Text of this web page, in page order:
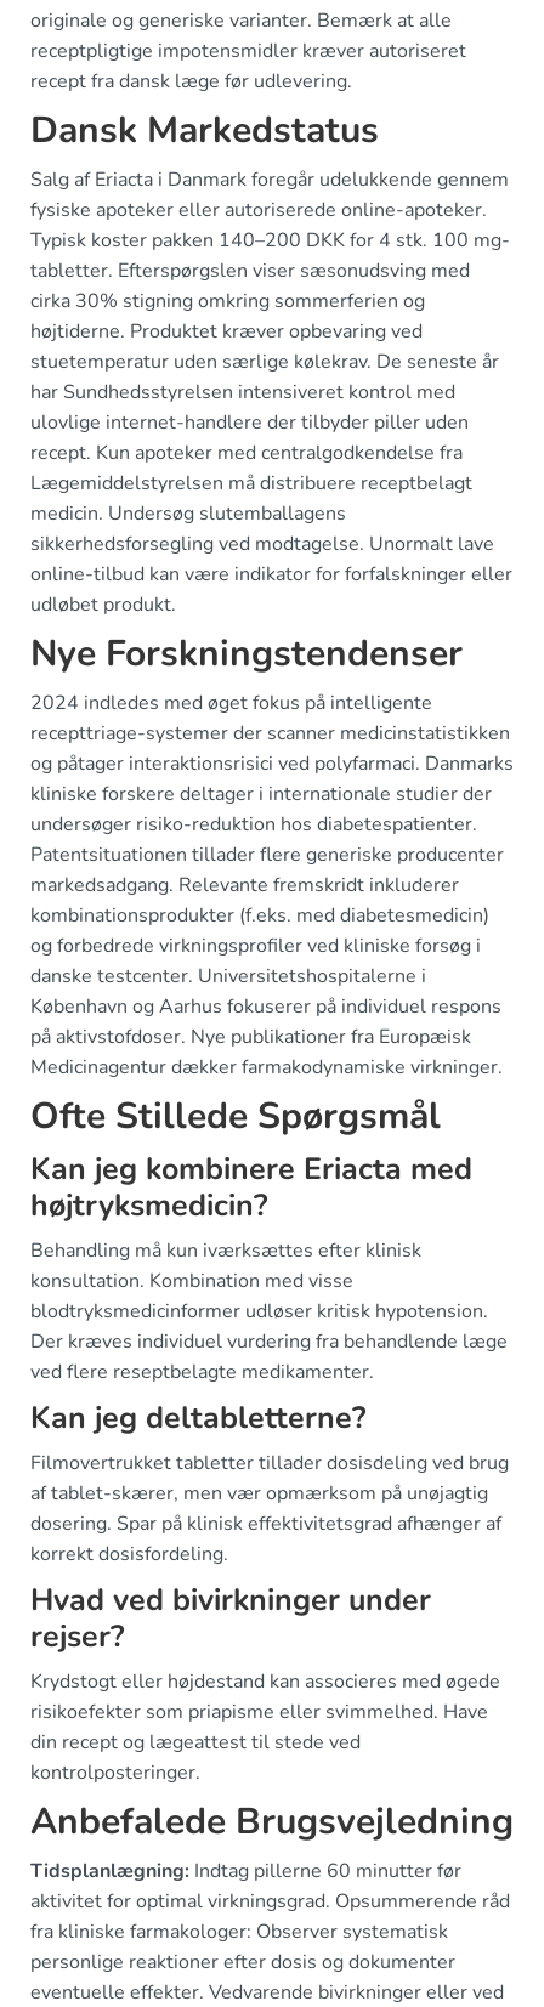
originale og generiske varianter. Bemærk at alle
receptpligtige impotensmidler kræver autoriseret
recept fra dansk læge før udlevering.
Dansk Markedstatus
Salg af Eriacta i Danmark foregår udelukkende gennem
fysiske apoteker eller autoriserede online-apoteker.
Typisk koster pakken 140–200 DKK for 4 stk. 100 mg-
tabletter. Efterspørgslen viser sæsonudsving med
cirka 30% stigning omkring sommerferien og
højtiderne. Produktet kræver opbevaring ved
stuetemperatur uden særlige kølekrav. De seneste år
har Sundhedsstyrelsen intensiveret kontrol med
ulovlige internet-handlere der tilbyder piller uden
recept. Kun apoteker med centralgodkendelse fra
Lægemiddelstyrelsen må distribuere receptbelagt
medicin. Undersøg slutemballagens
sikkerhedsforsegling ved modtagelse. Unormalt lave
online-tilbud kan være indikator for forfalskninger eller
udløbet produkt.
Nye Forskningstendenser
2024 indledes med øget fokus på intelligente
recepttriage-systemer der scanner medicinstatistikken
og påtager interaktionsrisici ved polyfarmaci. Danmarks
kliniske forskere deltager i internationale studier der
undersøger risiko-reduktion hos diabetespatienter.
Patentsituationen tillader flere generiske producenter
markedsadgang. Relevante fremskridt inkluderer
kombinationsprodukter (f.eks. med diabetesmedicin)
og forbedrede virkningsprofiler ved kliniske forsøg i
danske testcenter. Universitetshospitalerne i
København og Aarhus fokuserer på individuel respons
på aktivstofdoser. Nye publikationer fra Europæisk
Medicinagentur dækker farmakodynamiske virkninger.
Ofte Stillede Spørgsmål
Kan jeg kombinere Eriacta med
højtryksmedicin?
Behandling må kun iværksættes efter klinisk
konsultation. Kombination med visse
blodtryksmedicinformer udløser kritisk hypotension.
Der kræves individuel vurdering fra behandlende læge
ved flere reseptbelagte medikamenter.
Kan jeg deltabletterne?
Filmovertrukket tabletter tillader dosisdeling ved brug
af tablet-skærer, men vær opmærksom på unøjagtig
dosering. Spar på klinisk effektivitetsgrad afhænger af
korrekt dosisfordeling.
Hvad ved bivirkninger under
rejser?
Krydstogt eller højdestand kan associeres med øgede
risikoefekter som priapisme eller svimmelhed. Have
din recept og lægeattest til stede ved
kontrolposteringer.
Anbefalede Brugsvejledning
Tidsplanlægning: Indtag pillerne 60 minutter før
aktivitet for optimal virkningsgrad. Opsummerende råd
fra kliniske farmakologer: Observer systematisk
personlige reaktioner efter dosis og dokumenter
eventuelle effekter. Vedvarende bivirkninger eller ved